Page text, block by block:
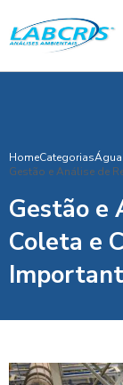
HomeCategoriasÁgua
Gestão e Análise de
Gestão e
Coleta e